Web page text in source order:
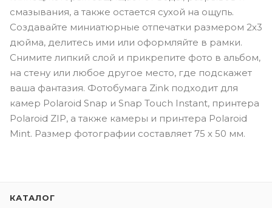
смазывания, а также остается сухой на ощупь.
Создавайте миниатюрные отпечатки размером 2х3
дюйма, делитесь ими или оформляйте в рамки.
Снимите липкий слой и прикрепите фото в альбом,
на стену или любое другое место, где подскажет
ваша фантазия. Фотобумага Zink подходит для
камер Polaroid Snap и Snap Touch Instant, принтера
Polaroid ZIP, а также камеры и принтера Polaroid
Mint. Размер фотографии составляет 75 х 50 мм.
КАТАЛОГ